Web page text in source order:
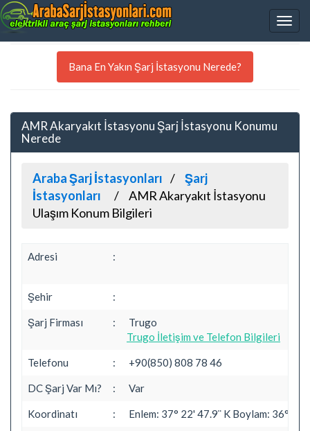
Bana En Yakın Şarj İstasyonu Nerede?
AMR Akaryakıt İstasyonu Şarj İstasyonu Konumu
Nerede
Araba Şarj İstasyonları
Şarj
İstasyonları
AMR Akaryakıt İstasyonu
Ulaşım Konum Bilgileri
Adresi :
Şehir :
Şarj Firması :
Trugo
Trugo İletişim ve Telefon Bilgileri
Telefonu : +90(850) 808 78 46
DC Şarj Var Mı? : Var
Koordinatı : Enlem: 37° 22' 47.9¨ K Boylam: 36° 52'